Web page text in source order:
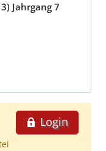
Jahrgang 7
Login